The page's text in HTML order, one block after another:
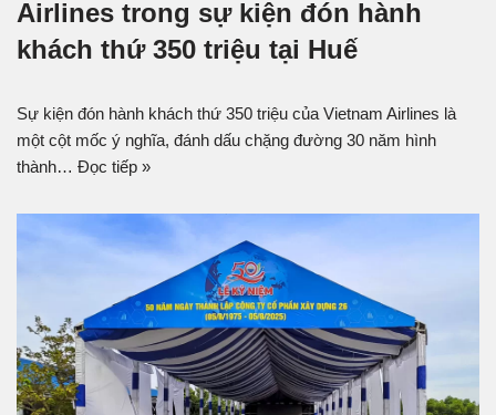
Airlines trong sự kiện đón hành
khách thứ 350 triệu tại Huế
Sự kiện đón hành khách thứ 350 triệu của Vietnam Airlines là
một cột mốc ý nghĩa, đánh dấu chặng đường 30 năm hình
thành… Đọc tiếp »